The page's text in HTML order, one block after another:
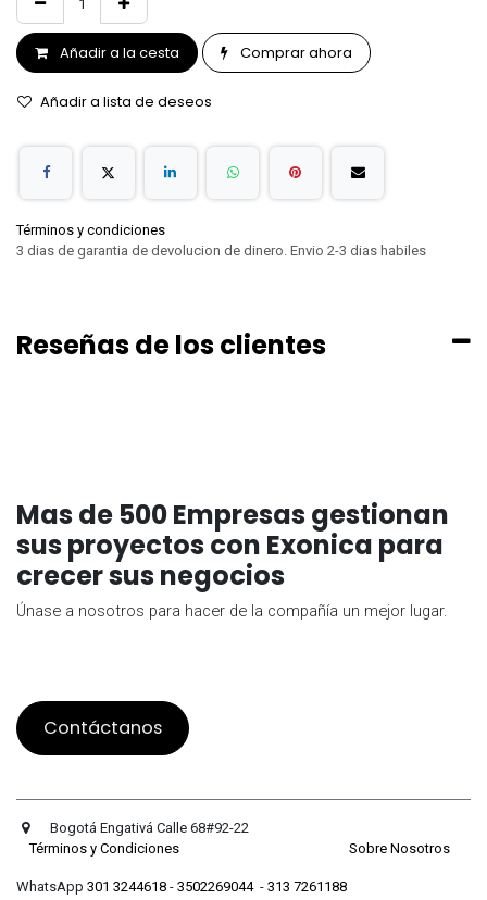
Añadir a la cesta Comprar ahora
Añadir a lista de deseos
Términos y condiciones
3 dias de garantia de devolucion de dinero. Envio 2-3 dias habiles
Reseñas de los clientes
Mas de 500 Empresas gestionan
sus proyectos con Exonica para
crecer sus negocios
Únase a nosotros para hacer de la compañía un mejor lugar.
Contáctanos
Bogotá Engativá Calle 68#92-22
Términos y Condiciones
Sobre Nosotros
WhatsApp 301 3244618 - 3502269044- 313 7261188